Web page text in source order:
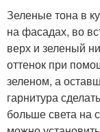
Зеленые тона в
на фасадах, во
верх и зеленый
оттенок при
зеленом, а
гарнитура
больше света на